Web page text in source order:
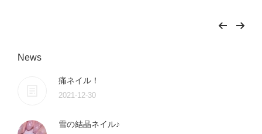
News
痛ネイル！
2021-12-30
雪の結晶ネイル♪